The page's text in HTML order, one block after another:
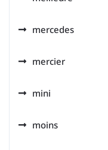
mercedes
mercier
mini
moins